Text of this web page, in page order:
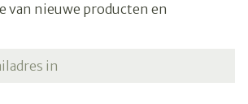
van nieuwe producten en